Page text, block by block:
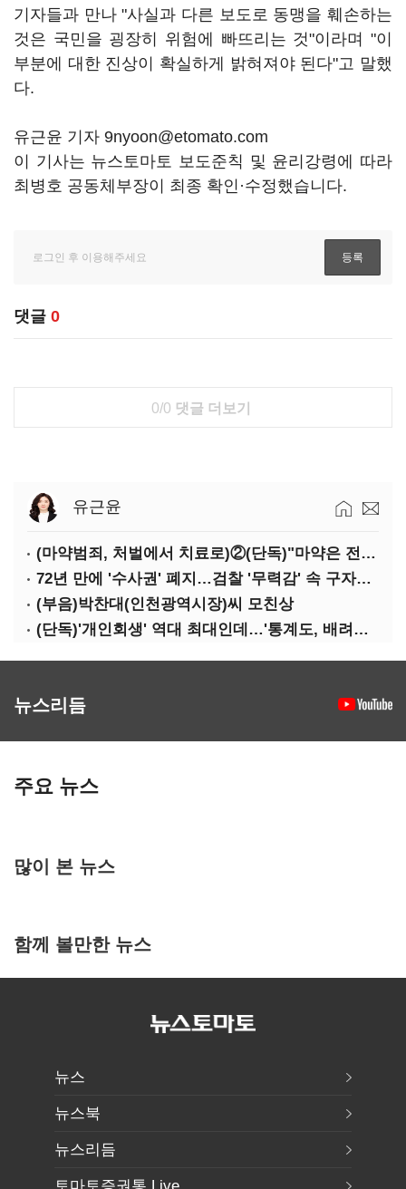
기자들과 만나 "사실과 다른 보도로 동맹을 훼손하는
것은 국민을 굉장히 위험에 빠뜨리는 것"이라며 "이
부분에 대한 진상이 확실하게 밝혀져야 된다"고 말했
다.
유근윤 기자 9nyoon@etomato.com
이 기사는 뉴스토마토 보도준칙 및 윤리강령에 따라
최병호 공동체부장이 최종 확인·수정했습니다.
댓글 0
0/0 댓글 더보기
유근윤
(마약범죄, 처벌에서 치료로)②(단독)"마약은 전염병…여성 맞춤형 재활과정 개발 중"
72년 만에 '수사권' 폐지…검찰 '무력감' 속 구자현 사의
(부음)박찬대(인천광역시장)씨 모친상
(단독)'개인회생' 역대 최대인데…'통계도, 배려도' 없는 사법부
뉴스리듬
주요 뉴스
많이 본 뉴스
함께 볼만한 뉴스
뉴스
뉴스북
뉴스리듬